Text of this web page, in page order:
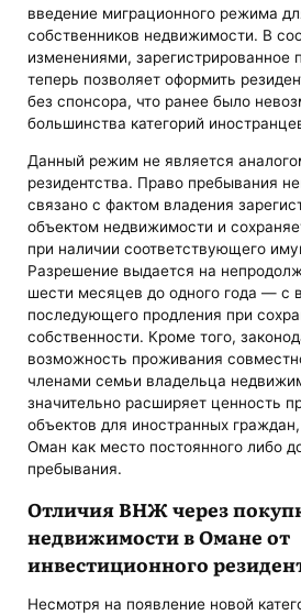
введение миграционного режима
собственников недвижимости. В
изменениями, зарегистрированное
теперь позволяет оформить
без спонсора, что ранее было
большинства категорий
Данный режим не является
резидентства. Право пребывания
связано с фактом владения
объектом недвижимости и
при наличии соответствующего
Разрешение выдается на
шести месяцев до одного года — с
последующего продления при
собственности. Кроме того,
возможность проживания
членами семьи владельца
значительно расширяет ценность
объектов для иностранных
Оман как место постоянного либо
пребывания.
Отличия ВНЖ через
недвижимости в Омане от
инвестиционного
Несмотря на появление новой